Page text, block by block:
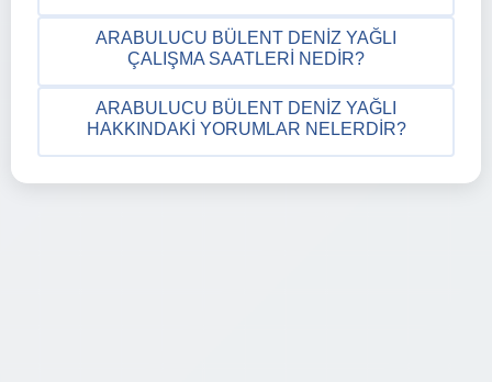
ARABULUCU BÜLENT DENIZ YAĞLI
ÇALIŞMA SAATLERI NEDIR?
ARABULUCU BÜLENT DENIZ YAĞLI
HAKKINDAKI YORUMLAR NELERDIR?